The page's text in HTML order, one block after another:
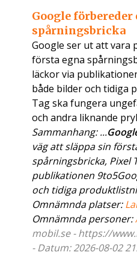
Google förbereder
spårningsbricka
Google ser ut att vara
första egna
läckor via
både bilder och tidiga
Tag ska fungera
och andra liknande
Sammanhang: ...
väg att släppa sin
spårningsbricka, Pixel
publikationen
och tidiga
Omnämnda platser:
Omnämnda personer:
mobil.se - https://
- Datum: 2026-08-02